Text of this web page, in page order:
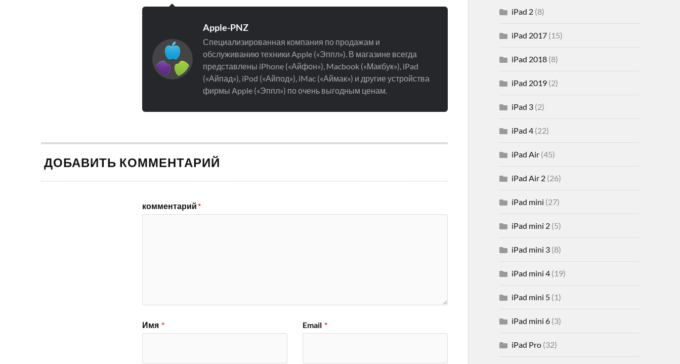
Apple-PNZ
Специализированная компания по продажам и
обслуживанию техники Apple («Эппл»). В магазине всегда
представлены iPhone («Айфон»), Macbook («Макбук»), iPad
(«Айпад»), iPod («Айпод»), iMac («Аймак») и другие устройства
фирмы Apple («Эппл») по очень выгодным ценам.
ДОБАВИТЬ КОММЕНТАРИЙ
комментарий*
Имя * Email *
iPad 2(8)
iPad 2017(15)
iPad 2018(8)
iPad 2019(2)
iPad 3(2)
iPad 4(22)
iPad Air(45)
iPad Air 2(26)
iPad mini (27)
iPad mini 2(5)
iPad mini 3(8)
iPad mini 4(19)
iPad mini 5(1)
iPad mini 6(3)
iPad Pro(32)